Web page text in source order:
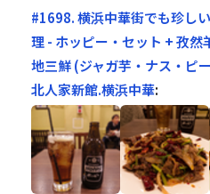
#1698. 横浜中華街でも珍し
理 - ホッピー・セット + 孜
地三鮮 (ジャガ芋・ナス・ピ
北人家新館.横浜中華: